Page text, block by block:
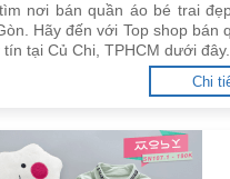
nơi bán quần áo bé trai
Hãy đến với Top shop bán
tại Củ Chi, TPHCM dưới đây.
Chi